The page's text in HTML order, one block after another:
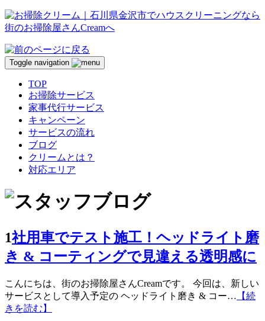
Toggle navigation
TOP
お掃除サービス
家事代行サービス
キャンペーン
サービスの流れ
ブログ
クリームとは？
対応エリア
1社用車でテスト施工！ヘッドライト磨
き & コーティングで見違える透明感に
こんにちは、街のお掃除屋さんCreamです。 今回は、新しい
サービスとして導入予定の ヘッドライト磨き & コー… 【続
きを読む】